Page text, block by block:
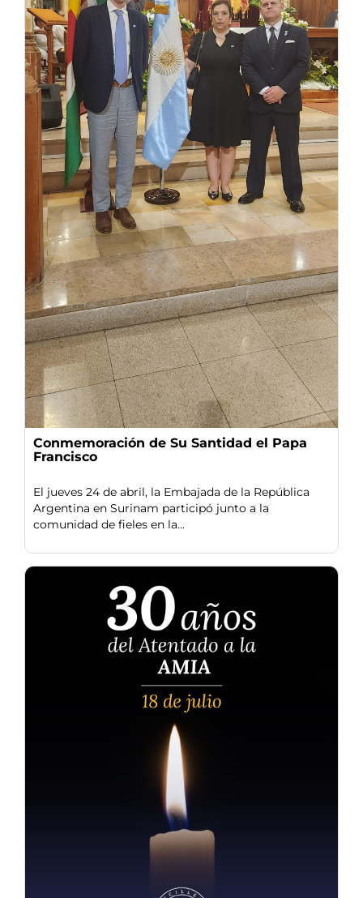
Conmemoración de Su Santidad el Papa
Francisco
El jueves 24 de abril, la Embajada de la República
Argentina en Surinam participó junto a la
comunidad de fieles en la...